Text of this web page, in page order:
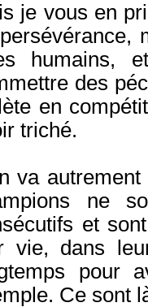
je vous en
humains,
des
en
triché.
va
ne
et
vie, dans
pour
Ce sont